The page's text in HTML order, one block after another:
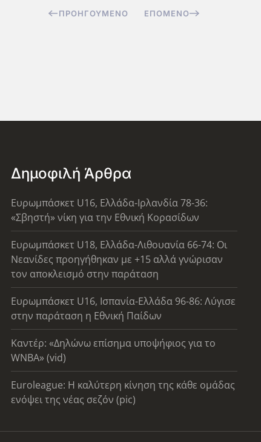
ΠΡΟΗΓΟΎΜΕΝΟ ΕΠΌΜΕΝΟ
Δημοφιλή Άρθρα
Ευρωμπάσκετ U16, Ελλάδα-Ιρλανδία 78-36:
«Σβηστή» νίκη για την Εθνική Κορασίδων
Ευρωμπάσκετ U18, Ελλάδα-Λιθουανία 66-74: Οι
Νεανίδες προηγήθηκαν με +15 αλλά γνώρισαν
τον αποκλεισμό στην παράταση
Ευρωμπάσκετ U16, Ισπανία-Ελλάδα 96-86: Λύγισε
στην παράταση η Εθνική Παίδων
Καντέρ: «Δηλώνω επίσημα υποψήφιος για το
WNBA» (vid)
Euroleague: Η καλύτερη κίνηση της κάθε ομάδας
ενόψει της νέας σεζόν (pic)